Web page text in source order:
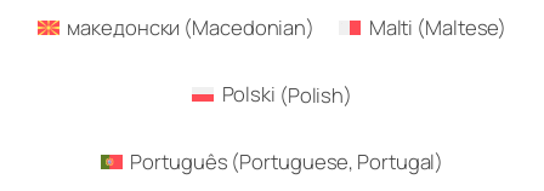
македонски (Macedonian) Malti (Maltese)
Polski (Polish)
Português (Portuguese, Portugal)